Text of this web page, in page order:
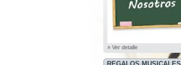
» Ver detalle